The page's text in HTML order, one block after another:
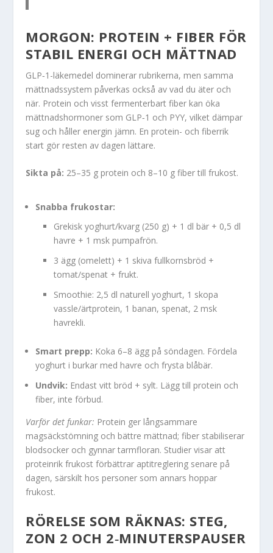
MORGON: PROTEIN + FIBER FÖR
STABIL ENERGI OCH MÄTTNAD
GLP‑1-läkemedel dominerar rubrikerna, men samma
mättnadssystem påverkas också av vad du äter och
när. Protein och visst fermenterbart fiber kan öka
mättnadshormoner som GLP‑1 och PYY, vilket dämpar
sug och håller energin jämn. En protein- och fiberrik
start gör resten av dagen lättare.
Sikta på: 25–35 g protein och 8–10 g fiber till frukost.
Snabba frukostar:
Grekisk yoghurt/kvarg (250 g) + 1 dl bär + 0,5 dl
havre + 1 msk pumpafrön.
3 ägg (omelett) + 1 skiva fullkornsbröd +
tomat/spenat + frukt.
Smoothie: 2,5 dl naturell yoghurt, 1 skopa
vassle/ärtprotein, 1 banan, spenat, 2 msk
havrekli.
Smart prepp: Koka 6–8 ägg på söndagen. Fördela
yoghurt i burkar med havre och frysta blåbär.
Undvik: Endast vitt bröd + sylt. Lägg till protein och
fiber, inte förbud.
Varför det funkar: Protein ger långsammare
magsäckstömning och bättre mättnad; fiber stabiliserar
blodsocker och gynnar tarmfloran. Studier visar att
proteinrik frukost förbättrar aptitreglering senare på
dagen, särskilt hos personer som annars hoppar
frukost.
RÖRELSE SOM RÄKNAS: STEG,
ZON 2 OCH 2‑MINUTERSPAUSER